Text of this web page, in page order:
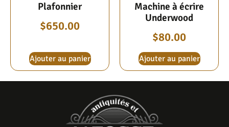
Plafonnier
$650.00
Ajouter au panier
Machine à écrire
Underwood
$80.00
Ajouter au panier